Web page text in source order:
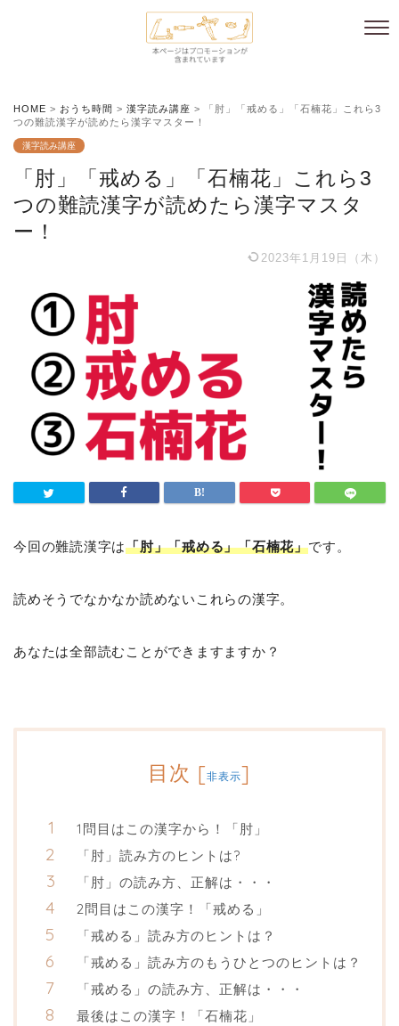
HOME > おうち時間 > 漢字読み講座 >
「肘」「戒める」「石楠花」これら3
つの難読漢字が読めたら漢字マスター！
漢字読み講座
「肘」「戒める」「石楠花」これら3
つの難読漢字が読めたら漢字マスタ
ー！
2023年1月19日（木）
今回の難読漢字は「肘」「戒める」「石楠花」です。
読めそうでなかなか読めないこれらの漢字。
あなたは全部読むことができますますか？
目次 [非表示]
1問目はこの漢字から！「肘」
「肘」読み方のヒントは?
「肘」の読み方、正解は・・・
2問目はこの漢字！「戒める」
「戒める」読み方のヒントは？
「戒める」読み方のもうひとつのヒントは？
「戒める」の読み方、正解は・・・
最後はこの漢字！「石楠花」